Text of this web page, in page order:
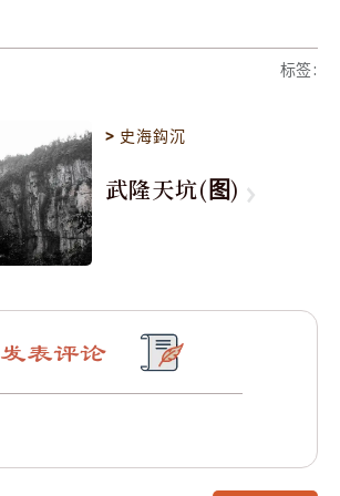
标签:
> 史海鈎沉
武隆天坑(图)
发表评论